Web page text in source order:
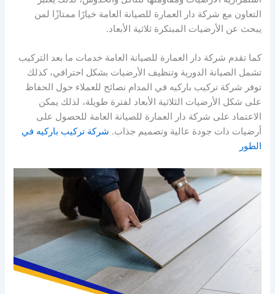
التعاون مع شركة دار العمارة للصيانة العامة خيارًا ممتازًا لمن
يبحث عن الأرضيات المبتكرة ثلاثية الأبعاد.
كما تقدم شركة دار العمارة للصيانة العامة خدمات ما بعد التركيب
تشمل الصيانة الدورية وتنظيف الأرضيات بشكل احترافي، كذلك
توفر شركة تركيب باركيه في المدام نصائح للعملاء حول الحفاظ
على شكل الأرضيات الثلاثية الأبعاد لفترة طويلة، لذلك يمكن
الاعتماد على شركة دار العمارة للصيانة العامة للحصول على
أرضيات ذات جودة عالية وتصميم جذاب. شركة تركيب باركيه في
الطور